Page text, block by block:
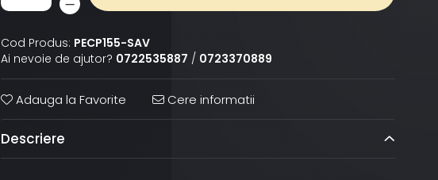
Cod Produs: PECP155-SAV
Ai nevoie de ajutor? 0722535887 / 0723370889
Adauga la Favorite Cere informatii
Descriere